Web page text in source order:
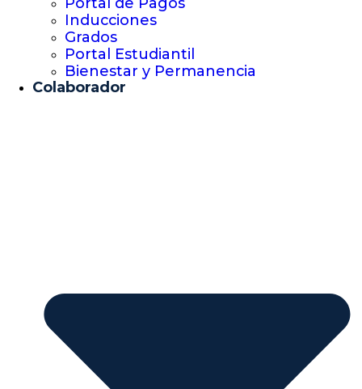
Inducciones
Grados
Portal Estudiantil
Bienestar y Permanencia
Colaborador